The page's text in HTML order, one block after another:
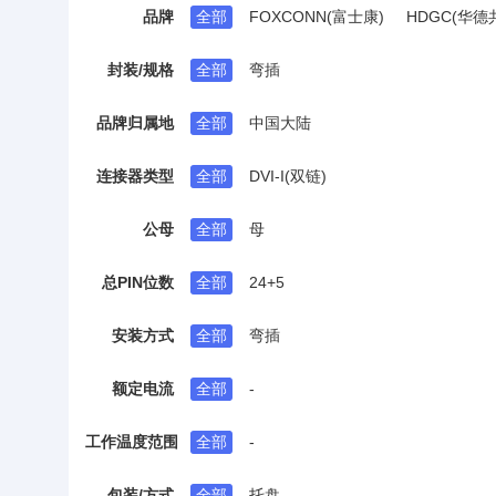
测试点/测试环
香蕉头/鳄鱼夹 圆形(线
品牌 全部 FOXCONN(富士康) HDGC(华德
封装/规格 全部 弯插
品牌归属地 全部 中国大陆
连接器类型 全部 DVI-I(双链)
公母 全部 母
总PIN位数 全部 24+5
安装方式 全部 弯插
额定电流 全部 -
工作温度范围 全部 -